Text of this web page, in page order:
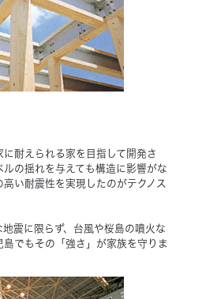
耐えられる家を目指して開発さ
の揺れを与えても構造に影響がな
い耐震性を実現したのがテクノス
震に限らず、台風や桜島の噴火な
でもその「強さ」が家族を守りま